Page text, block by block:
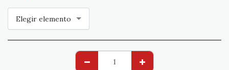
Elegir elemento